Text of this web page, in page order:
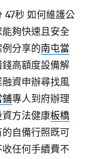
47秒 如何維護公
能夠快速且安全
分享的南屯當
高額度設備解
資申辦尋找風
鋪專人到府辦理
方法健康板橋
自備行照既可
收任何手續費不